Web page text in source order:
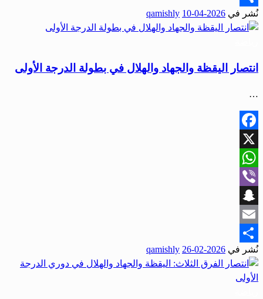
Share
نُشر في 2026-04-10
qamishly
انتصار اليقظة والجهاد والهلال في بطولة الدرجة الأولى
…
Facebook
X
WhatsApp
Viber
Snapchat
Email
Share
نُشر في 2026-02-26
qamishly